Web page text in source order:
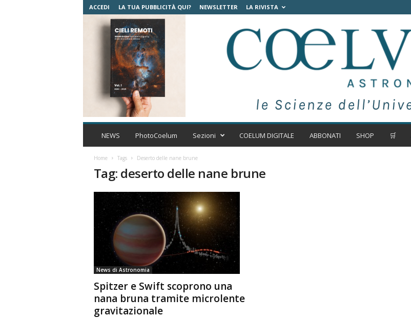
ACCEDI LA TUA PUBBLICITÀ QUI? NEWSLETTER LA RIVISTA
C
m
s
o
n
o
i
a
NEWS PhotoCoelum Sezioni COELUM DIGITALE ABBONATI SHOP 🛒
Home Tags Deserto delle nane brune
Tag: deserto delle nane brune
News di Astronomia
Spitzer e Swift scoprono una
nana bruna tramite microlente
gravitazionale